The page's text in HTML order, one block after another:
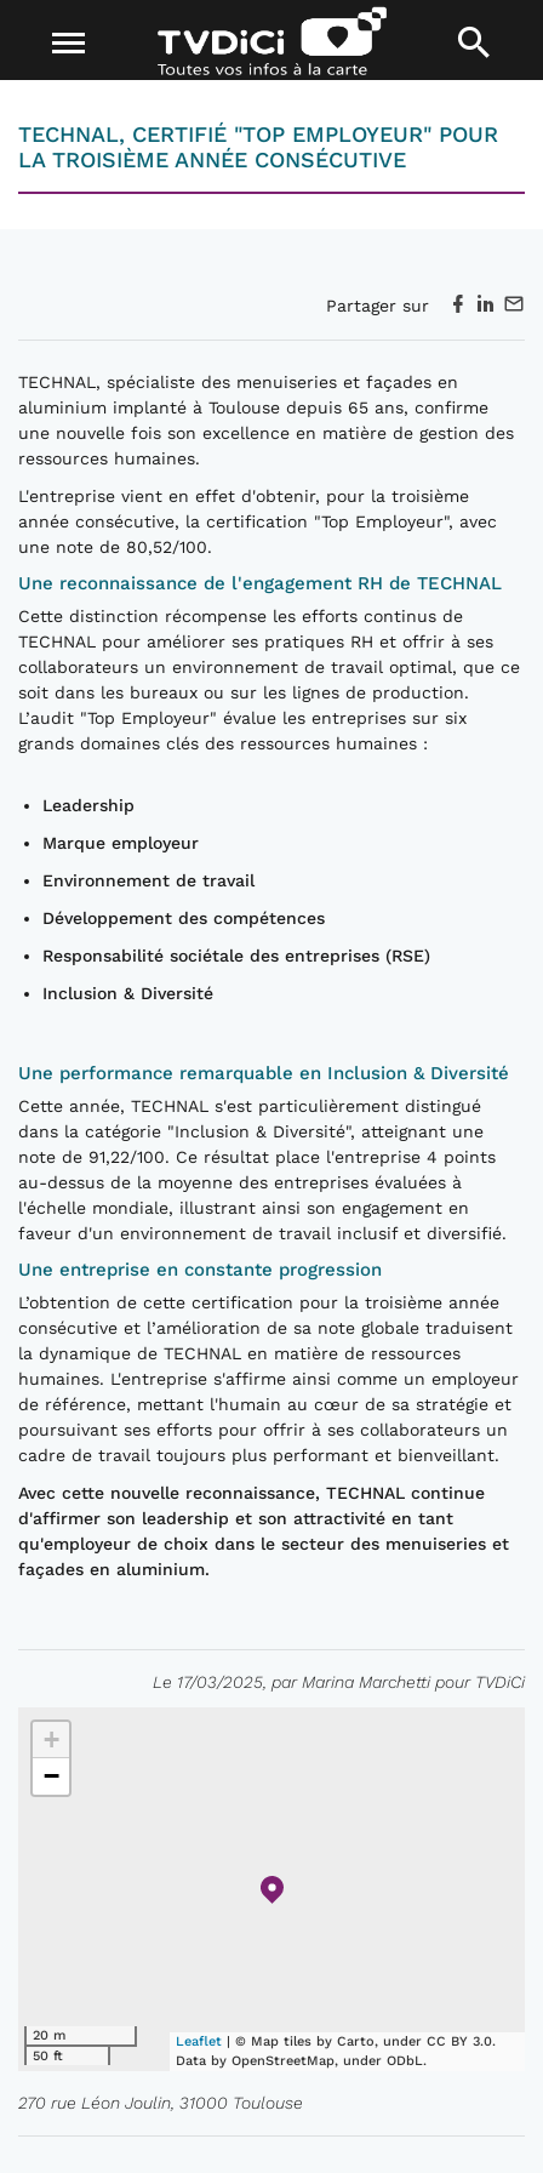
TECHNAL, CERTIFIÉ "TOP EMPLOYEUR" POUR
LA TROISIÈME ANNÉE CONSÉCUTIVE
Partager sur
TECHNAL, spécialiste des menuiseries et façades en
aluminium implanté à Toulouse depuis 65 ans, confirme
une nouvelle fois son excellence en matière de gestion des
ressources humaines.
L'entreprise vient en effet d'obtenir, pour la troisième
année consécutive, la certification "Top Employeur", avec
une note de 80,52/100.
Une reconnaissance de l'engagement RH de TECHNAL
Cette distinction récompense les efforts continus de
TECHNAL pour améliorer ses pratiques RH et offrir à ses
collaborateurs un environnement de travail optimal, que ce
soit dans les bureaux ou sur les lignes de production.
L’audit "Top Employeur" évalue les entreprises sur six
grands domaines clés des ressources humaines :
Leadership
Marque employeur
Environnement de travail
Développement des compétences
Responsabilité sociétale des entreprises (RSE)
Inclusion & Diversité
Une performance remarquable en Inclusion & Diversité
Cette année, TECHNAL s'est particulièrement distingué
dans la catégorie "Inclusion & Diversité", atteignant une
note de 91,22/100. Ce résultat place l'entreprise 4 points
au-dessus de la moyenne des entreprises évaluées à
l'échelle mondiale, illustrant ainsi son engagement en
faveur d'un environnement de travail inclusif et diversifié.
Une entreprise en constante progression
L’obtention de cette certification pour la troisième année
consécutive et l’amélioration de sa note globale traduisent
la dynamique de TECHNAL en matière de ressources
humaines. L'entreprise s'affirme ainsi comme un employeur
de référence, mettant l'humain au cœur de sa stratégie et
poursuivant ses efforts pour offrir à ses collaborateurs un
cadre de travail toujours plus performant et bienveillant.
Avec cette nouvelle reconnaissance, TECHNAL continue
d'affirmer son leadership et son attractivité en tant
qu'employeur de choix dans le secteur des menuiseries et
façades en aluminium.
Le 17/03/2025, par Marina Marchetti pour TVDiCi
+
−
20 m
50 ft
Leaflet | © Map tiles by Carto, under CC BY 3.0.
Data by OpenStreetMap, under ODbL.
270 rue Léon Joulin, 31000 Toulouse